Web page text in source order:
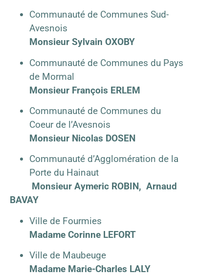
Communauté de Communes Sud-
Avesnois
Monsieur Sylvain OXOBY
Communauté de Communes du Pays
de Mormal
Monsieur François ERLEM
Communauté de Communes du
Coeur de l’Avesnois
Monsieur Nicolas DOSEN
Communauté d’Agglomération de la
Porte du Hainaut
Monsieur Aymeric ROBIN, Arnaud
BAVAY
Ville de Fourmies
Madame Corinne LEFORT
Ville de Maubeuge
Madame Marie-Charles LALY